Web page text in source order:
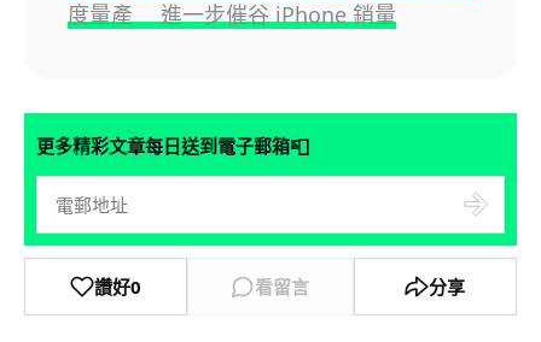
度量產 進一步催谷 iPhone 銷量
更多精彩文章每日送到電子郵箱📮
讚好0 看留言 分享